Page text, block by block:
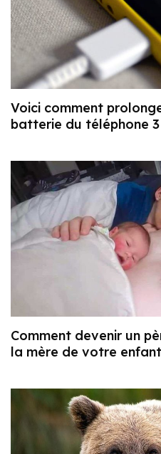
Voici comment
batterie du téléphone
Comment devenir un
la mère de votre enfant